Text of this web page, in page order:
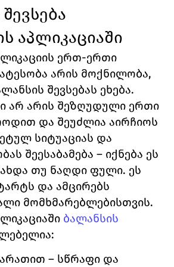
აპლიკაციაში
ერთ-ერთი
არის მოქნილობა,
შევსებას ეხება.
არ არის შეზღუდული ერთი
და შეუძლია აირჩიოს
სიტუაციას და
შეესაბამება – იქნება ეს
თუ ნაღდი ფული. ეს
და ამცირებს
მომხმარებლებისთვის.
ბალანსის
– სწრაფი და